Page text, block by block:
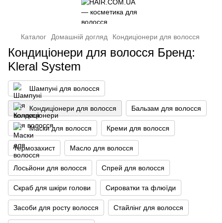
Каталог Домашній догляд Кондиціонери для волосся
Кондиціонери для волосся Бренд:
Kleral System
Шампуні для волосся
Кондиціонери для волосся Бальзам для волосся
Маски для волосся Креми для волосся
Термозахист Масло для волосся
Лосьйони для волосся Спрей для волосся
Скраб для шкіри голови Сироватки та флюїди
Засоби для росту волосся Стайлінг для волосся